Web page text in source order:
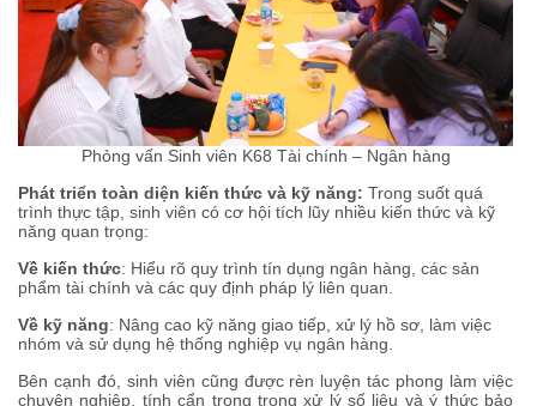
Phỏng vấn Sinh viên K68 Tài chính – Ngân hàng
Phát triển toàn diện kiến thức và kỹ năng: Trong suốt quá
trình thực tập, sinh viên có cơ hội tích lũy nhiều kiến thức và kỹ
năng quan trọng:
Về kiến thức: Hiểu rõ quy trình tín dụng ngân hàng, các sản
phẩm tài chính và các quy định pháp lý liên quan.
Về kỹ năng: Nâng cao kỹ năng giao tiếp, xử lý hồ sơ, làm việc
nhóm và sử dụng hệ thống nghiệp vụ ngân hàng.
Bên cạnh đó, sinh viên cũng được rèn luyện tác phong làm việc
chuyên nghiệp, tính cẩn trọng trong xử lý số liệu và ý thức bảo